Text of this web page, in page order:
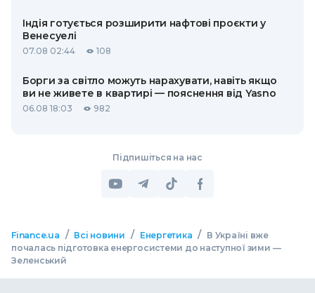
Індія готується розширити нафтові проєкти у
Венесуелі
07.08 02:44 108
Борги за світло можуть нарахувати, навіть якщо
ви не живете в квартирі — пояснення від Yasno
06.08 18:03 982
Підпишіться на нас
Finance.ua / Всі новини / Енергетика / В Україні вже
почалась підготовка енергосистеми до наступної зими —
Зеленський